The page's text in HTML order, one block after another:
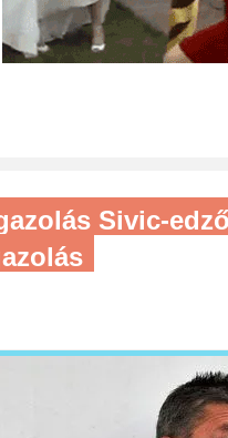
Sivic-